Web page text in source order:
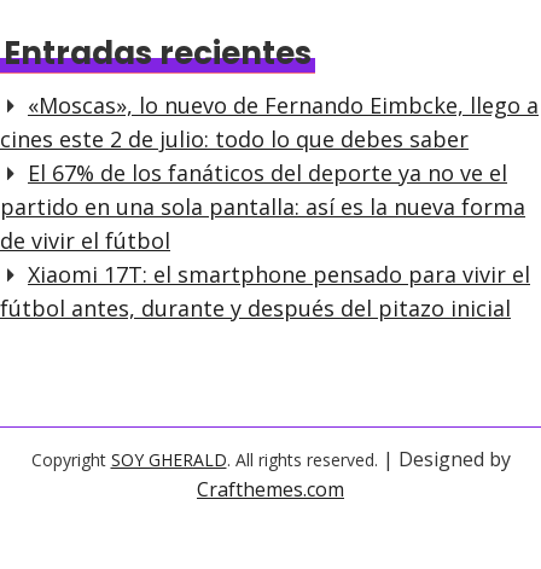
a
d
a
s
Entradas recientes
«Moscas», lo nuevo de Fernando Eimbcke, llego a
cines este 2 de julio: todo lo que debes saber
El 67% de los fanáticos del deporte ya no ve el
partido en una sola pantalla: así es la nueva forma
de vivir el fútbol
Xiaomi 17T: el smartphone pensado para vivir el
fútbol antes, durante y después del pitazo inicial
Copyright SOY GHERALD. All rights reserved. | Designed by
Crafthemes.com